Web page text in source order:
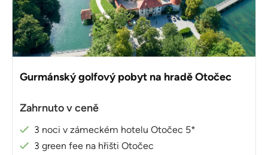
Gurmánský golfový pobyt na hradě Otočec
Zahrnuto v ceně
3 noci v zámeckém hotelu Otočec 5*
3 green fee na hřišti Otočec